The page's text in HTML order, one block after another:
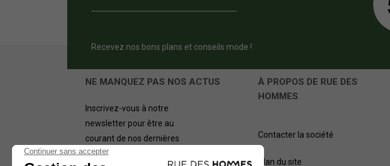
Recevez nos bons plans et conseils mode !
NE MANQUEZ PAS NOS ACTUS
Inscrivez-vous à notre
newsletter pour être au
courant de nos dernières
offres.
À PROPOS DE RUE DES
HOMMES
Contacter la société
Plan du site